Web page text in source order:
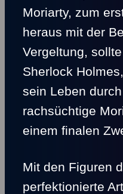
Moriarty, zum
heraus mit der
Vergeltung,
Sherlock
sein Leben
rachsüchtige
einem finalen
Mit den Figuren
perfektionierte